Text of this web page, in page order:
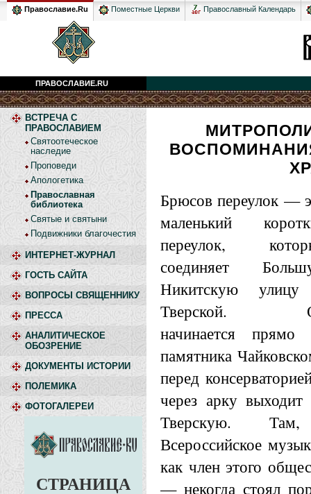
Православие.Ru Поместные Церкви Православный Календарь
ПРАВОСЛАВИЕ.RU
ВСТРЕЧА С
ПРАВОСЛАВИЕМ
Святоотеческое
наследие
Проповеди
Апологетика
Православная
библиотека
Святые и святыни
Подвижники благочестия
ИНТЕРНЕТ-ЖУРНАЛ
ГОСТЬ САЙТА
ВОПРОСЫ СВЯЩЕННИКУ
ПРЕССА
АНАЛИТИЧЕСКОЕ
ОБОЗРЕНИЕ
ДОКУМЕНТЫ ИСТОРИИ
ПОЛЕМИКА
ФОТОГАЛЕРЕИ
Брюсов переулок —
маленький
переулок,
соединяет
Никитскую
Тверской.
начинается прямо
памятника
перед
через арку выходит
Тверскую.
Всероссийское
как член этого
— некогда стоял